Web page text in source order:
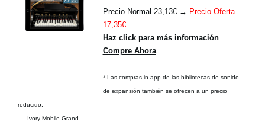
Precio Normal 23,13€→ Precio Oferta
17,35€
Haz click para más información
Compre Ahora
* Las compras in-app de las bibliotecas de sonido
de expansión también se ofrecen a un precio
reducido.
- Ivory Mobile Grand